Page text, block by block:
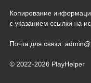
Копирование
с указанием ссылки на
Почта для связи:
© 2022-2026 PlayHelper